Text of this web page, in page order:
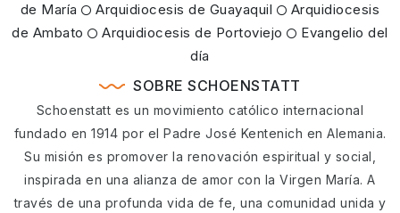
de María
Arquidiocesis de Guayaquil
Arquidiocesis
de Ambato
Arquidiocesis de Portoviejo
Evangelio del
día
SOBRE SCHOENSTATT
Schoenstatt es un movimiento católico internacional
fundado en 1914 por el Padre José Kentenich en Alemania.
Su misión es promover la renovación espiritual y social,
inspirada en una alianza de amor con la Virgen María. A
través de una profunda vida de fe, una comunidad unida y